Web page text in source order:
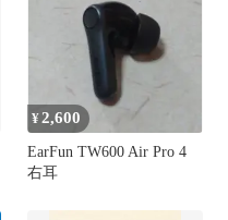
¥2,600
EarFun TW600 Air Pro 4
右耳